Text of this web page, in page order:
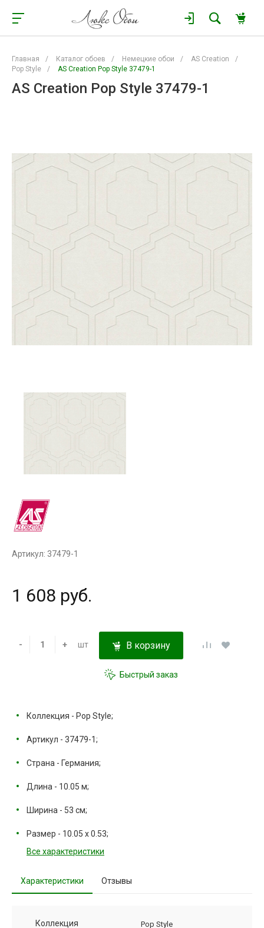
Главная / Каталог обоев / Немецкие обои / AS Creation
/
Pop Style
/ AS Creation Pop Style 37479-1
AS Creation Pop Style 37479-1
Артикул: 37479-1
1 608 руб.
- + шт В корзину
Быстрый заказ
Коллекция - Pop Style;
Артикул - 37479-1;
Страна - Германия;
Длина - 10.05 м;
Ширина - 53 см;
Размер - 10.05 х 0.53;
Все характеристики
Характеристики Отзывы
Коллекция Pop Style